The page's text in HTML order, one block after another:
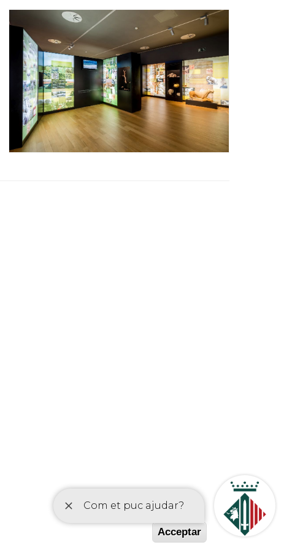
Ètica i Integritat
Retiment de Comptes
Accés a Informació Pública
Dades Obertes
Catàleg de Serveis i Tràmits
Entitats
Equipaments
Mercats Municipals
Webs Municipals
Acceptar